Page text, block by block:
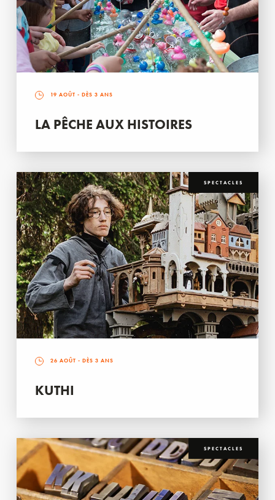
19 AOÛT - DÈS 3 ANS
LA PÊCHE AUX HISTOIRES
SPECTACLES
26 AOÛT - DÈS 3 ANS
KUTHI
SPECTACLES